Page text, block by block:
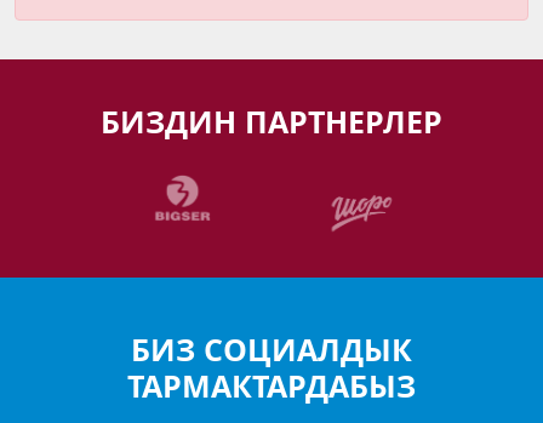
БИЗДИН ПАРТНЕРЛЕР
БИЗ СОЦИАЛДЫК
ТАРМАКТАРДАБЫЗ